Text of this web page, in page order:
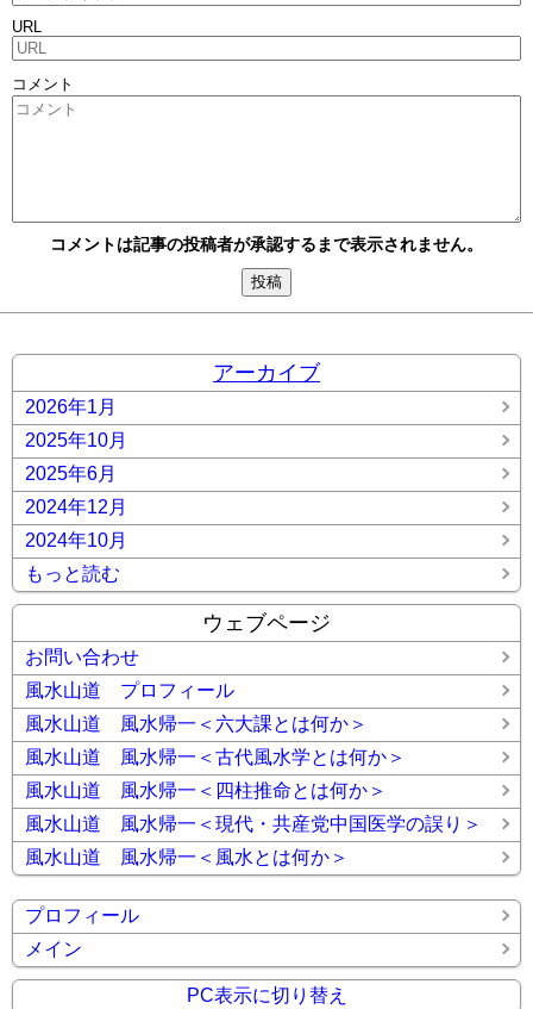
URL
コメント
コメントは記事の投稿者が承認するまで表示されません。
アーカイブ
2026年1月
2025年10月
2025年6月
2024年12月
2024年10月
もっと読む
ウェブページ
お問い合わせ
風水山道 プロフィール
風水山道 風水帰一＜六大課とは何か＞
風水山道 風水帰一＜古代風水学とは何か＞
風水山道 風水帰一＜四柱推命とは何か＞
風水山道 風水帰一＜現代・共産党中国医学の誤り＞
風水山道 風水帰一＜風水とは何か＞
プロフィール
メイン
PC表示に切り替え